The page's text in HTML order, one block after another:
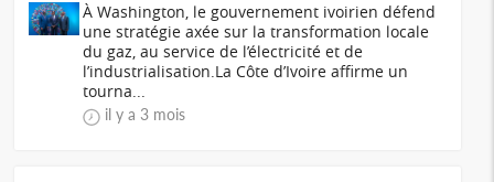
À Washington, le gouvernement ivoirien défend
une stratégie axée sur la transformation locale
du gaz, au service de l’électricité et de
l’industrialisation.La Côte d’Ivoire affirme un
tourna...
il y a 3 mois